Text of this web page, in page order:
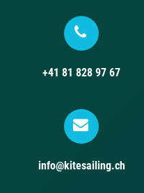
+41 81 828 97 67
info@kitesailing.ch